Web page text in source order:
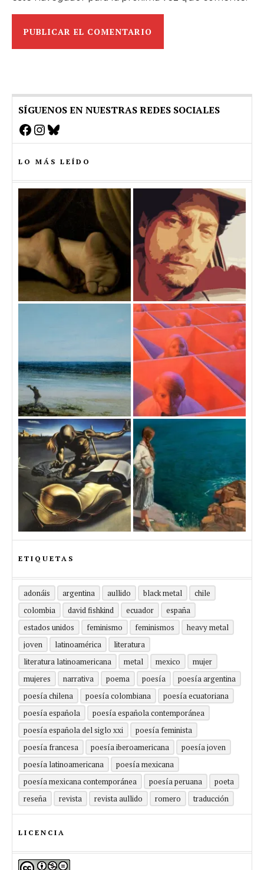
SÍGUENOS EN NUESTRAS REDES SOCIALES
Facebook
Instagram
Bluesky
LO MÁS LEÍDO
ETIQUETAS
adonáis argentina aullido black metal
chile
colombia
david fishkind ecuador
españa
estados unidos
feminismo feminismos
heavy metal
joven
latinoamérica
literatura
literatura latinoamericana
metal mexico
mujer
mujeres
narrativa poema poesía
poesía argentina
poesía chilena
poesía colombiana
poesía ecuatoriana
poesía española
poesía española contemporánea
poesía española del siglo xxi
poesía feminista
poesía francesa
poesía iberoamericana
poesía joven
poesía latinoamericana
poesía mexicana
poesía mexicana contemporánea
poesía peruana
poeta
reseña
revista revista aullido romero traducción
LICENCIA